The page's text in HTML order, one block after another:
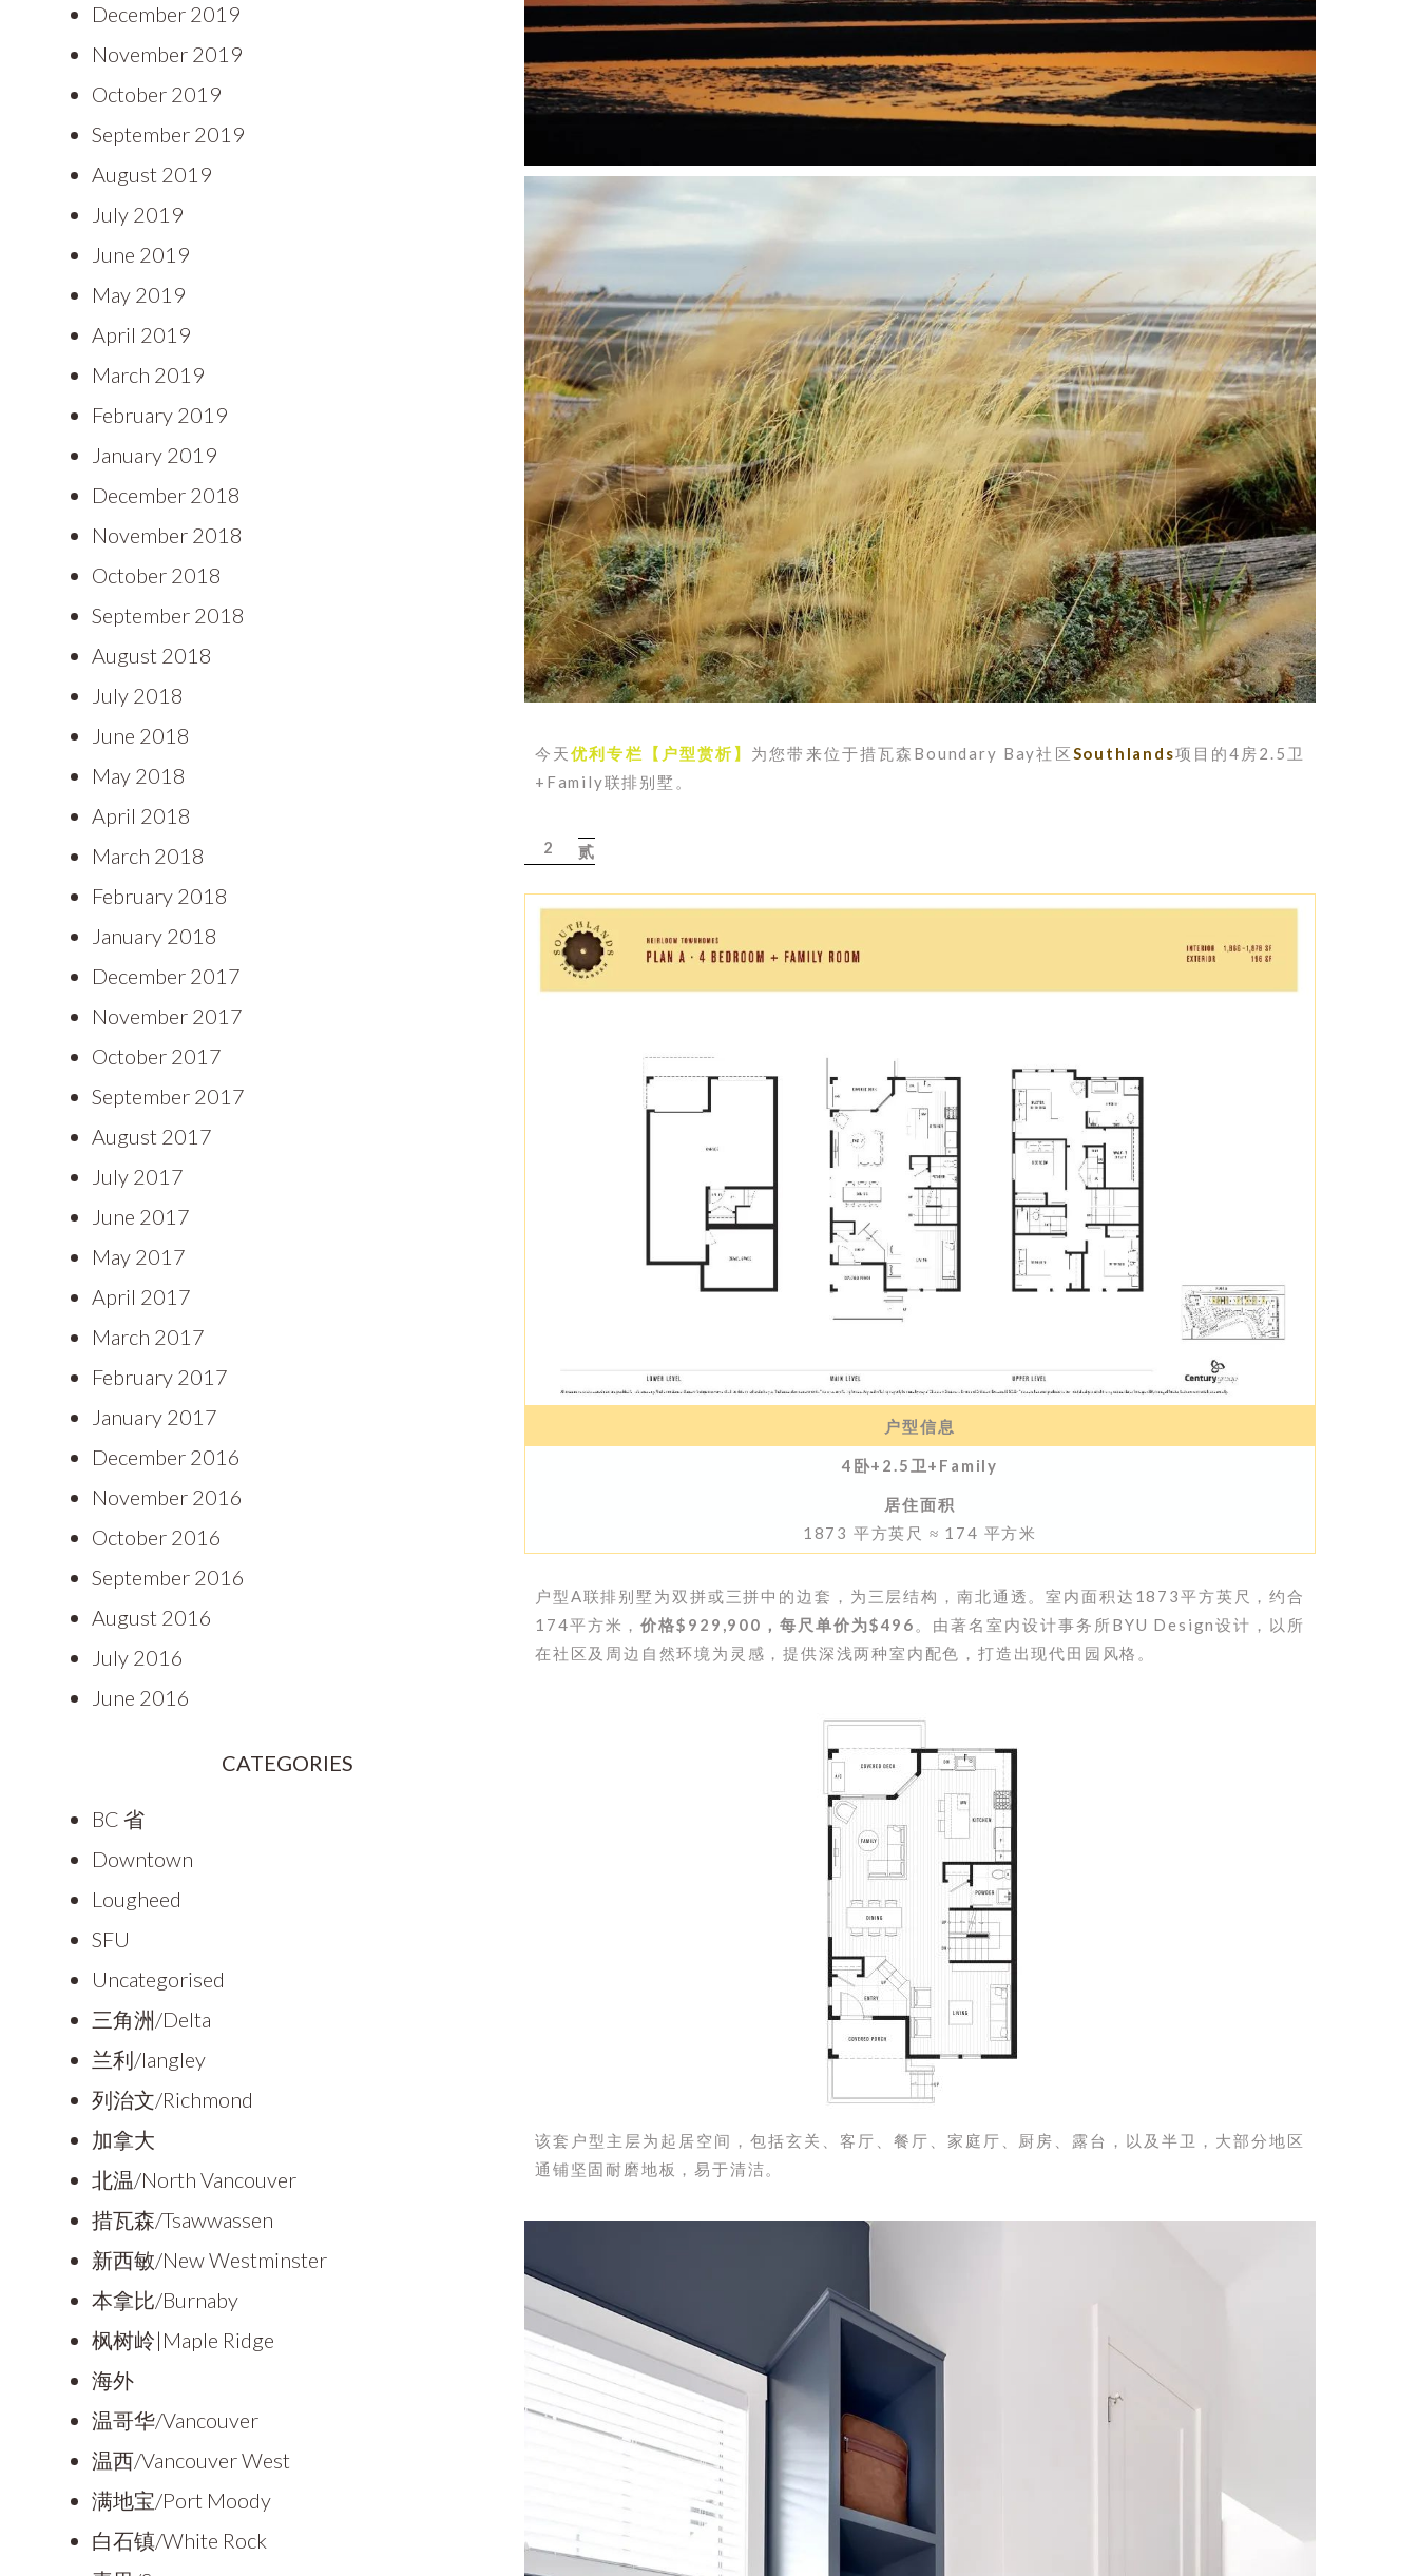
今天优利专栏【户型赏析】 为您带来位于措瓦森Boundary Bay社区Southlands项目的4房2.5卫
+Family联排别墅。
2 贰
户型信息
4卧+2.5卫+Family
居住面积
1873 平方英尺 ≈ 174 平方米
户型A联排别墅为双拼或三拼中的边套，为三层结构，南北通透。室内面积达1873平方英尺，约合
174平方米，价格$929,900，每尺单价为$496 。 由著名室内设计事务所BYU Design设计，以所
在社区及周边自然环境为灵感，提供深浅两种室内配色，打造出现代田园风格。
该套户型主层为起居空间，包括玄关、客厅、餐厅、 家庭厅、厨房、露台，以及半卫，大部分地区
通铺坚固耐磨地板，易于清洁。
December 2019
November 2019
October 2019
September 2019
August 2019
July 2019
June 2019
May 2019
April 2019
March 2019
February 2019
January 2019
December 2018
November 2018
October 2018
September 2018
August 2018
July 2018
June 2018
May 2018
April 2018
March 2018
February 2018
January 2018
December 2017
November 2017
October 2017
September 2017
August 2017
July 2017
June 2017
May 2017
April 2017
March 2017
February 2017
January 2017
December 2016
November 2016
October 2016
September 2016
August 2016
July 2016
June 2016
CATEGORIES
BC 省
Downtown
Lougheed
SFU
Uncategorised
三角洲/Delta
兰利/langley
列治文/Richmond
加拿大
北温/North Vancouver
措瓦森/Tsawwassen
新西敏/New Westminster
本拿比/Burnaby
枫树岭|Maple Ridge
海外
温哥华/Vancouver
温西/Vancouver West
满地宝/Port Moody
白石镇/White Rock